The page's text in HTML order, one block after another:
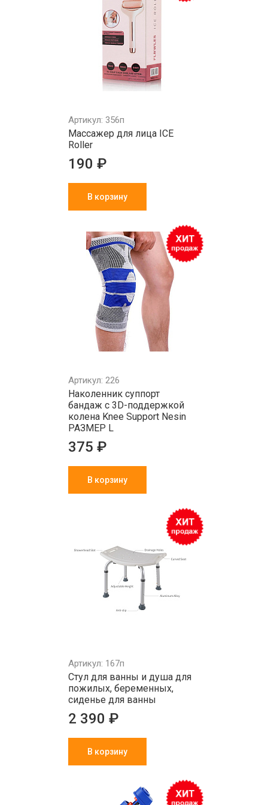
Артикул: 356п
Массажер для лица ICE
Roller
190 ₽
В корзину
Артикул: 226
Наколенник суппорт
бандаж с 3D-поддержкой
колена Knee Support Nesin
РАЗМЕР L
375 ₽
В корзину
Артикул: 167п
Стул для ванны и душа для
пожилых, беременных,
сиденье для ванны
2 390 ₽
В корзину